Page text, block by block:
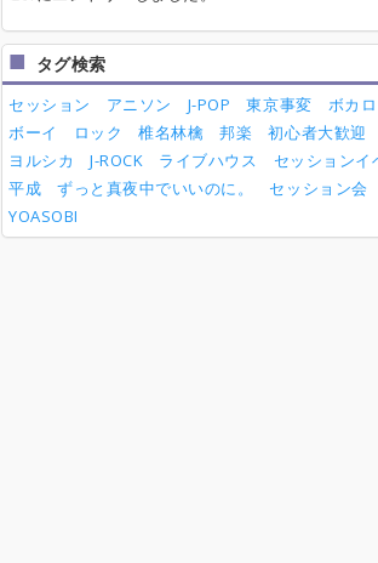
タグ検索
セッション アニソン J-POP 東京事変 ボカロ
ボーイ
ロック 椎名林檎 邦楽 初心者大歓迎
ヨルシカ
J-ROCK ライブハウス セッションイ
平成
ずっと真夜中でいいのに。 セッション会
YOASOBI